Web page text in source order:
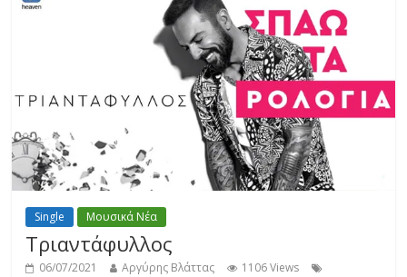
Single Μουσικά Νέα
Τριαντάφυλλος
06/07/2021 Αργύρης Βλάττας
1106 Views